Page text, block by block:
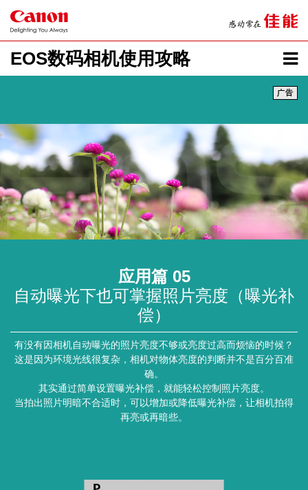
EOS数码相机使用攻略
应用篇 05
自动曝光下也可掌握照片亮度（曝光补
偿）
有没有因相机自动曝光的照片亮度不够或亮度过高而烦恼的时候？
这是因为环境光线很复杂，相机对物体亮度的判断并不是百分百准
确。
其实通过简单设置曝光补偿，就能轻松控制照片亮度。
当拍出照片明暗不合适时，可以增加或降低曝光补偿，让相机拍得
再亮或再暗些。